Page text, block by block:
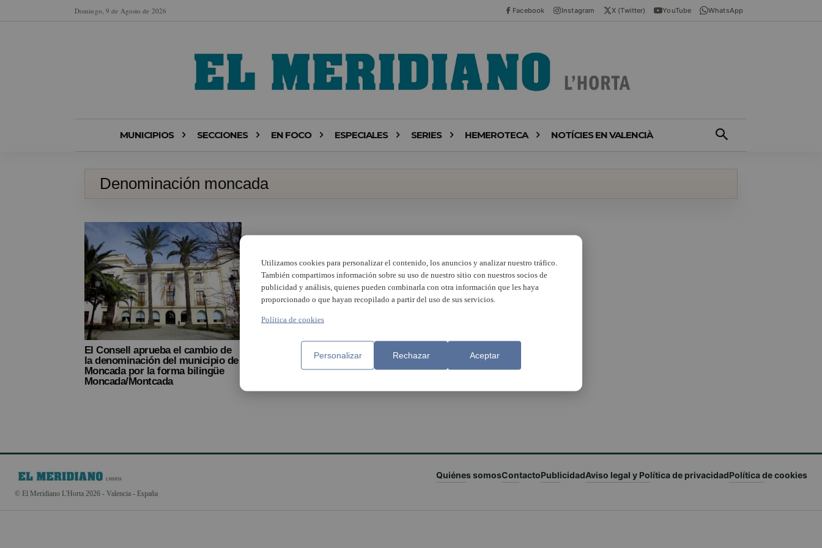
Domingo, 9 de Agosto de 2026 Facebook Instagram X (Twitter) YouTube WhatsApp
MUNICIPIOS SECCIONES EN FOCO ESPECIALES SERIES HEMEROTECA NOTÍCIES EN VALENCIÀ
Denominación moncada
El Consell aprueba el cambio de
la denominación del municipio de
Moncada por la forma bilingüe
Moncada/Montcada
© El Meridiano L'Horta 2026 - Valencia - España
Quiénes somosContactoPublicidadAviso legal y Política de privacidadPolítica de cookies
Utilizamos cookies para personalizar el contenido, los anuncios y analizar nuestro tráfico.
También compartimos información sobre su uso de nuestro sitio con nuestros socios de
publicidad y análisis, quienes pueden combinarla con otra información que les haya
proporcionado o que hayan recopilado a partir del uso de sus servicios.
Política de cookies
Personalizar Rechazar Aceptar